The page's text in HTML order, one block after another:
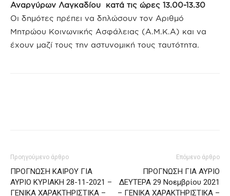
Αναργύρων Λαγκαδίου κατά τις ώρες 13.00-13.30
Οι δημότες πρέπει να δηλώσουν τον Αριθμό
Μητρώου Κοινωνικής Ασφάλειας (Α.Μ.Κ.Α) και να
έχουν μαζί τους την αστυνομική τους ταυτότητα.
Προηγούμενο άρθρο
ΠΡΟΓΝΩΣΗ ΚΑΙΡΟΥ ΓΙΑ
ΑΥΡΙΟ ΚΥΡΙΑΚΗ 28-11-2021 –
ΓΕΝΙΚΑ ΧΑΡΑΚΤΗΡΙΣΤΙΚΑ –
Επόμενο άρθρο
ΠΡΟΓΝΩΣΗ ΓΙΑ ΑΥΡΙΟ
ΔΕΥΤΕΡΑ 29 Νοεμβρίου 2021
– ΓΕΝΙΚΑ ΧΑΡΑΚΤΗΡΙΣΤΙΚΑ –